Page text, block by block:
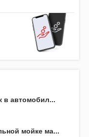
в автомобил...
мойке ма...